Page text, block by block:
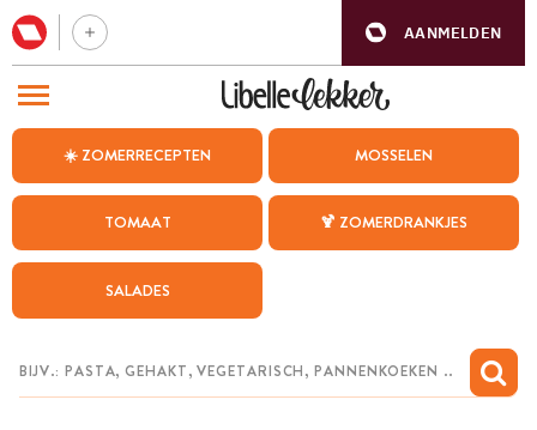
AANMELDEN
☀️ ZOMERRECEPTEN MOSSELEN
TOMAAT 🍹 ZOMERDRANKJES
SALADES
BEZOEK ONZE ANDERE WEBSITES
WEEKMENU
CHAT MET MAIA
MIJN BEWAARDE RECEPTEN